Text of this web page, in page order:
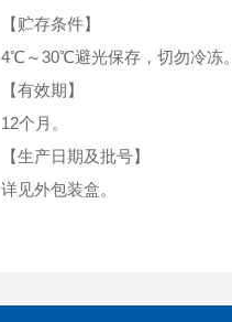
【贮存条件】
4℃～30℃避光保存，切勿冷冻。
【有效期】
12个月。
【生产日期及批号】
详见外包装盒。